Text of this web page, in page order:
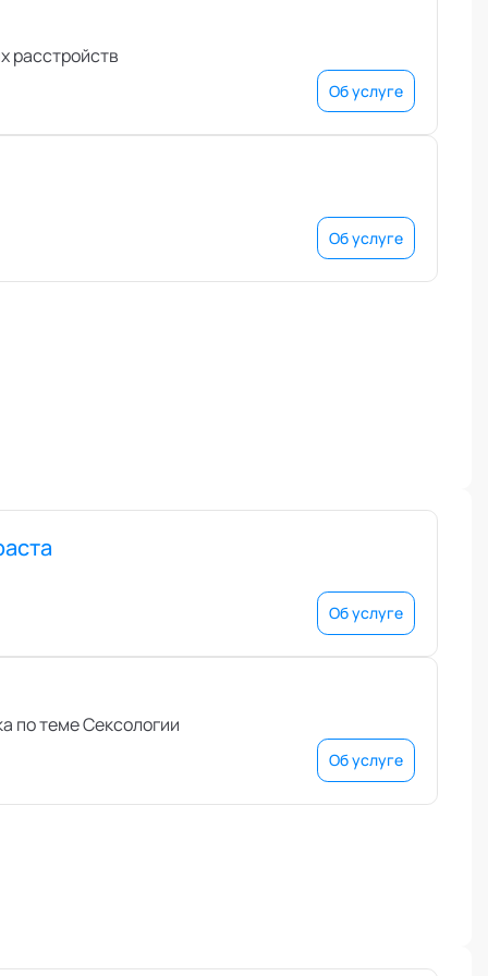
расстройств
Об услуге
Об услуге
Об услуге
по теме Сексологии
Об услуге